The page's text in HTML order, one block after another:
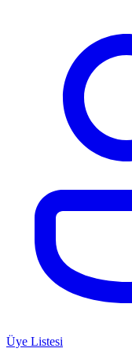
Üye Listesi